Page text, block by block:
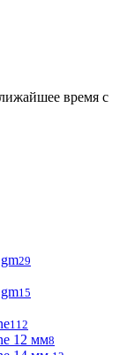
время с
29
15
112
12 мм8